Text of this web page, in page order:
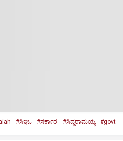
#ಸಿಇಒ #ಸರ್ಕಾರ #ಸಿದ್ದರಾಮಯ್ಯ #govt